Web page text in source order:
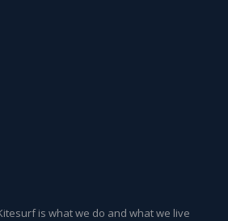
is what we do and what we live